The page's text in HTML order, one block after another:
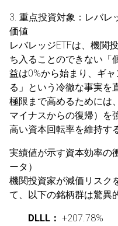
3. 重点投資対象：レバレ
価値
レバレッジETFは、機関
ち入ることのできない「
益は0%から始まり、ギ
る」という冷徹な事実を
極限まで高めるためには
マイナスからの復帰）を
高い資本回転率を維持す
実績値が示す資本効率の
ータ）
機関投資家が減価リスク
て、以下の銘柄群は驚異
DLLL： +207.78%